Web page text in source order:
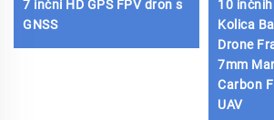
7 inčni HD GPS FPV dron s
GNSS
10
Kolica
Drone
7mm
Carbon
UAV